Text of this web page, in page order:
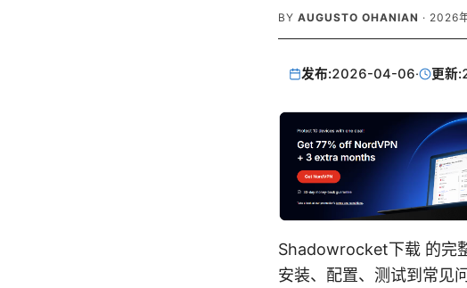
BY AUGUSTO OHANIAN · 2026
发布:2026-04-06· 更新:
Shadowrocket下载 的完
安装、配置、测试到常见